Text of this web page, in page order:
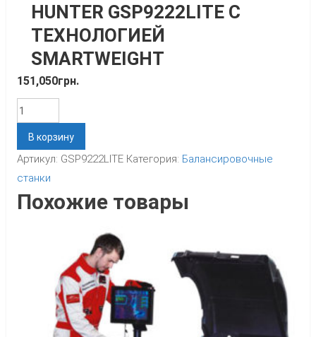
HUNTER GSP9222LITE С
ТЕХНОЛОГИЕЙ
SMARTWEIGHT
151,050грн.
Количество
В корзину
Артикул: GSP9222LITE Категория: Балансировочные
станки
Похожие товары